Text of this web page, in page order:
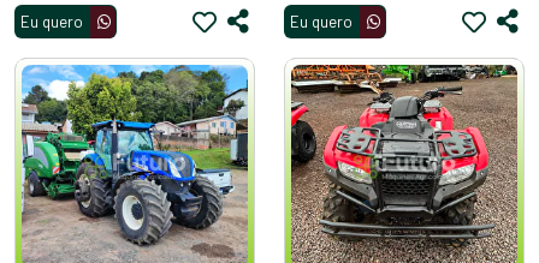
Eu quero Eu quero